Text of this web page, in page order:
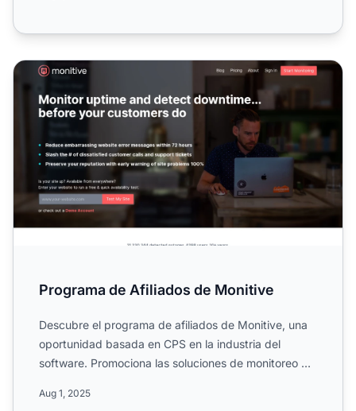
Programa de Afiliados de Monitive
Programa de Afiliados de Monitive
Descubre el programa de afiliados de Monitive, una
oportunidad basada en CPS en la industria del
software. Promociona las soluciones de monitoreo de
Aug 1, 2025